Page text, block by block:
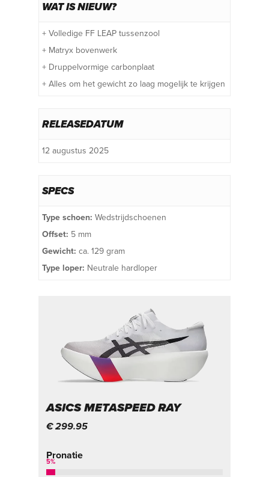
WAT IS NIEUW?
+ Volledige FF LEAP tussenzool
+ Matryx bovenwerk
+ Druppelvormige carbonplaat
+ Alles om het gewicht zo laag mogelijk te krijgen
RELEASEDATUM
12 augustus 2025
SPECS
Type schoen: Wedstrijdschoenen
Offset: 5 mm
Gewicht: ca. 129 gram
Type loper: Neutrale hardloper
ASICS METASPEED RAY
€ 299.95
Pronatie
5%